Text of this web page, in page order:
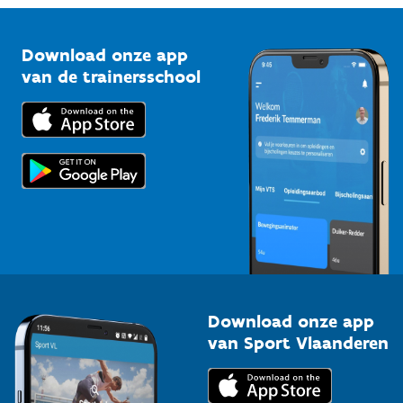
Bedrijven
Trainers en begeleiders
Topsporters
Vlaamse Trainersschool
Kennisplatform
Downloads
Voor de pers
Download onze app
van de trainersschool
Download onze app
van Sport Vlaanderen